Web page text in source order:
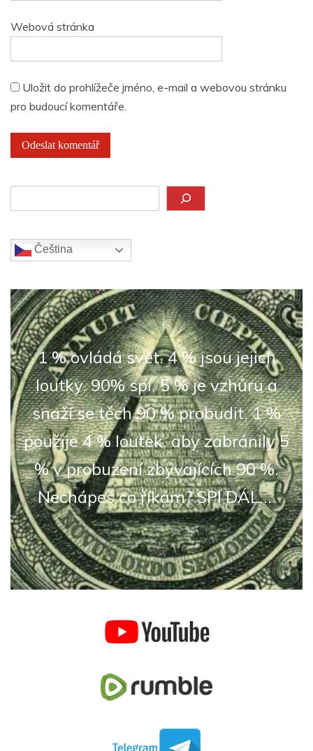
Webová stránka
Uložit do prohlížeče jméno, e-mail a webovou stránku
pro budoucí komentáře.
Čeština‎
1 % ovládá svět. 4 % jsou jejich
loutky. 90% spí. 5 % je vzhůru a
snaží se těch 90 % probudit. 1 %
použije 4 % loutek, aby zabránily 5
% v probuzení zbývajících 90 %.
Nechápeš co říkám? SPI DÁL...